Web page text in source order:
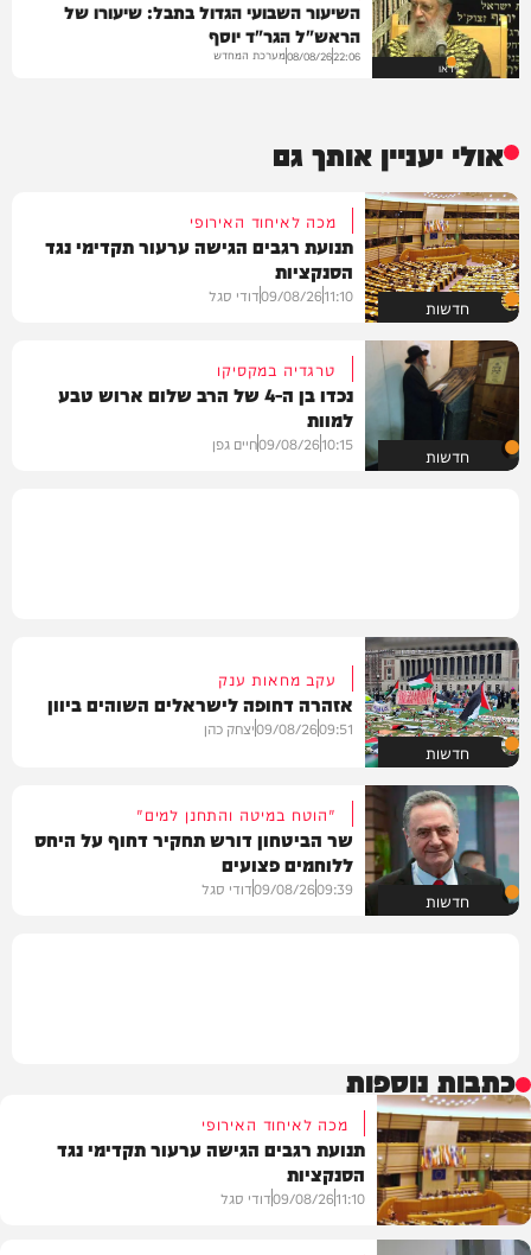
וידאו
השיעור השבועי הגדול בתבל: שיעורו של
הראש"ל הגר"ד יוסף
22:06
08/08/26מערכת המחדש
אולי יעניין אותך גם
חדשות
מכה לאיחוד האירופי
תנועת רגבים הגישה ערעור תקדימי נגד
הסנקציות
11:10
09/08/26דודי סגל
חדשות
טרגדיה במקסיקו
נכדו בן ה-4 של הרב שלום ארוש טבע
למוות
10:15
09/08/26חיים גפן
חדשות
עקב מחאות ענק
אזהרה דחופה לישראלים השוהים ביוון
09:51
09/08/26יצחק כהן
חדשות
"הוטח במיטה והתחנן למים"
שר הביטחון דורש תחקיר דחוף על היחס
ללוחמים פצועים
09:39
09/08/26דודי סגל
כתבות נוספות
מכה לאיחוד האירופי
תנועת רגבים הגישה ערעור תקדימי נגד
הסנקציות
11:10
09/08/26דודי סגל